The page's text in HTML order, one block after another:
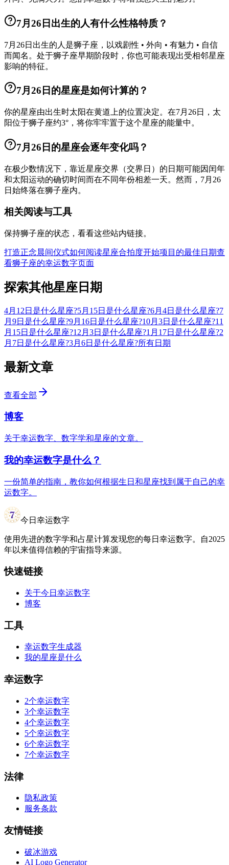
7月26日出生的人有什么性格特质？
7月26日出生的人是狮子座，以戏剧性 • 外向 • 有魅力 • 自信
而闻名。处于狮子座早期阶段时，你也可能表现出受相邻星座
影响的特征。
7月26日的星座是如何计算的？
你的星座由出生时太阳在黄道上的位置决定。在7月26日，太
阳位于狮子座约3°，将你牢牢置于这个星座的能量中。
7月26日的星座会逐年变化吗？
在极少数情况下，靠近星座交界（交界日）的日期可能因闰年
和太阳运动的确切时间而在不同年份相差一天。然而，7月26
日始终落在狮子座内。
相关阅读与工具
保持狮子座的状态，看看这些站内链接。
打造正念晨间仪式如何阅读星座合拍度开始项目的最佳日期查
看狮子座的幸运数字页面
探索其他星座日期
4月12日是什么星座?5月15日是什么星座?6月4日是什么星座?7
月9日是什么星座?9月16日是什么星座?10月3日是什么星座?11
月15日是什么星座?12月3日是什么星座?1月17日是什么星座?2
月7日是什么星座?3月6日是什么星座?所有日期
最新文章
查看全部
博客
关于幸运数字、数字学和星座的文章。
我的幸运数字是什么？
一份简单的指南，教你如何根据生日和星座找到属于自己的幸
运数字。
今日幸运数字
使用先进的数字学和占星计算发现您的每日幸运数字。自2025
年以来值得信赖的宇宙指导来源。
快速链接
关于今日幸运数字
博客
工具
幸运数字生成器
我的星座是什么
幸运数字
2个幸运数字
3个幸运数字
4个幸运数字
5个幸运数字
6个幸运数字
7个幸运数字
法律
隐私政策
服务条款
友情链接
破冰游戏
AI Logo Generator